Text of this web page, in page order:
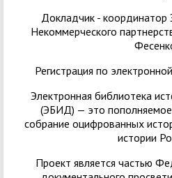
Докладчик -
Некоммерческого
Регистрация по
Электронная библиотека
(ЭБИД) — это
собрание оцифрованных
истории
Проект является частью